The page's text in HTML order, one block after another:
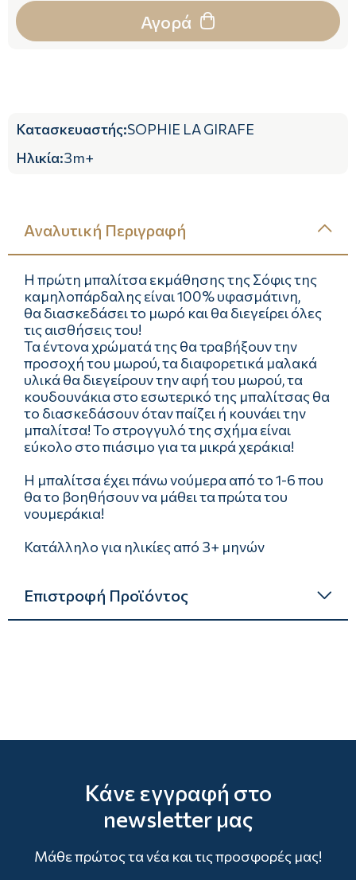
Αγορά
Κατασκευαστής:SOPHIE LA GIRAFE
Ηλικία:3m+
Αναλυτική Περιγραφή
Η πρώτη μπαλίτσα εκμάθησης της Σόφις της
καμηλοπάρδαλης είναι 100% υφασμάτινη,
θα διασκεδάσει το μωρό και θα διεγείρει όλες
τις αισθήσεις του!
Τα έντονα χρώματά της θα τραβήξουν την
προσοχή του μωρού, τα διαφορετικά μαλακά
υλικά θα διεγείρουν την αφή του μωρού, τα
κουδουνάκια στο εσωτερικό της μπαλίτσας θα
το διασκεδάσουν όταν παίζει ή κουνάει την
μπαλίτσα! Το στρογγυλό της σχήμα είναι
εύκολο στο πιάσιμο για τα μικρά χεράκια!
Η μπαλίτσα έχει πάνω νούμερα από το 1-6 που
θα το βοηθήσουν να μάθει τα πρώτα του
νουμεράκια!
Κατάλληλο για ηλικίες από 3+ μηνών
Επιστροφή Προϊόντος
Κάνε εγγραφή στο
newsletter μας
Μάθε πρώτος τα νέα και τις προσφορές μας!